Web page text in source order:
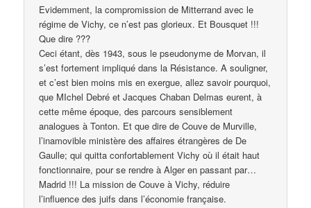
Evidemment, la compromission de Mitterrand avec le
régime de Vichy, ce n’est pas glorieux. Et Bousquet !!!
Que dire ???
Ceci étant, dès 1943, sous le pseudonyme de Morvan, il
s’est fortement impliqué dans la Résistance. A souligner,
et c’est bien moins mis en exergue, allez savoir pourquoi,
que MIchel Debré et Jacques Chaban Delmas eurent, à
cette même époque, des parcours sensiblement
analogues à Tonton. Et que dire de Couve de Murville,
l’inamovible ministère des affaires étrangères de De
Gaulle; qui quitta confortablement Vichy où il était haut
fonctionnaire, pour se rendre à Alger en passant par…
Madrid !!! La mission de Couve à Vichy, réduire
l’influence des juifs dans l’économie française.